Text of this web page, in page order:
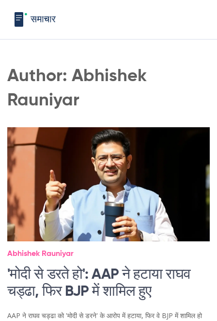
Author: Abhishek
Rauniyar
Abhishek Rauniyar
'मोदी से डरते हो': AAP ने हटाया राघव
चड्ढा, फिर BJP में शामिल हुए
AAP ने राघव चड्ढा को 'मोदी से डरने' के आरोप में हटाया, फिर वे BJP में शामिल हो